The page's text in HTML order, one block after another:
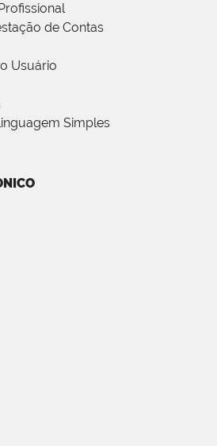
de Contas
Usuário
Simples